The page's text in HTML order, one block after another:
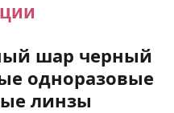
шар черный
одноразовые
линзы